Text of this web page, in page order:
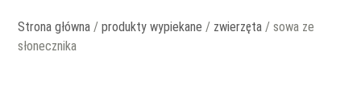
Strona główna /produkty wypiekane / zwierzęta / sowa ze
słonecznika